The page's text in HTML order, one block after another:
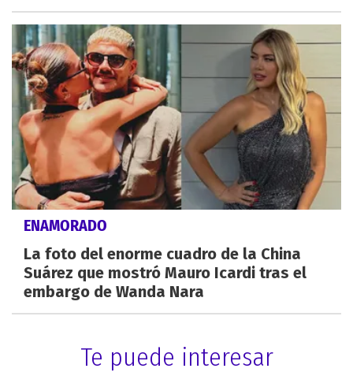
ENAMORADO
La foto del enorme cuadro de la China
Suárez que mostró Mauro Icardi tras el
embargo de Wanda Nara
Te puede interesar